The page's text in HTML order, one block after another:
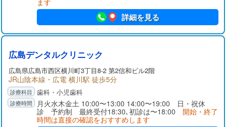
ます
詳細を見る
広島デンタルクリニック
広島県広島市西区横川町3丁目8-2 第2信和ビル2階
JR山陰本線・広電 横川駅 徒歩5分
歯科・小児歯科
月火水木金土 10:00〜13:00 14:00〜19:00 日・祝休
診 予約制 最終受付18:30､初診は〜18:00 開始・終了
時間は直接の確認をおすすめします